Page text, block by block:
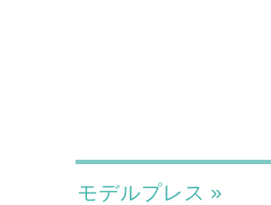
モデルプレス